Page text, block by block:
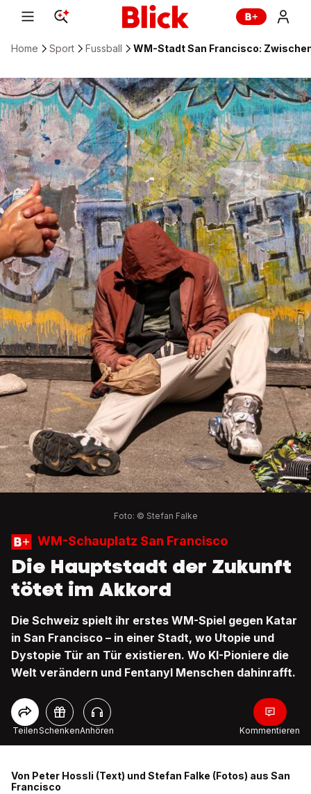
Home Sport Fussball WM-Stadt San Francisco:
WM-Schauplatz San Francisco
Die Hauptstadt der Zukunft
tötet im Akkord
Die Schweiz spielt ihr erstes WM-Spiel gegen Katar
in San Francisco – in einer Stadt, wo Utopie und
Dystopie Tür an Tür existieren. Wo KI-Pioniere die
Welt verändern und Fentanyl Menschen dahinrafft.
TeilenSchenkenAnhören Kommentieren
Foto: © Stefan Falke
Von Peter Hossli (Text) und Stefan Falke (Fotos) aus San
Francisco